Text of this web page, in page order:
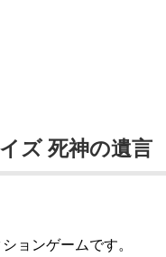
ズ 死神の遺言
ョンゲームです。